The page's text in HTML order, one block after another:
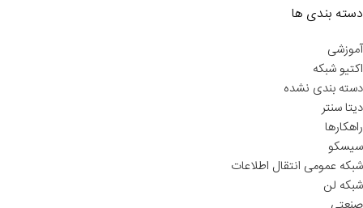
دسته بندی ها
آموزشی
اکتیو شبکه
دسته بندی نشده
دیتا سنتر
راهکارها
سیسکو
شبکه عمومی انتقال اطلاعات
شبکه لن